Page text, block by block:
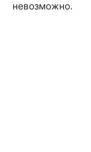
невозможно.